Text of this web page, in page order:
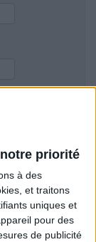
priorité
à des
et traitons
uniques et
pour des
de publicité